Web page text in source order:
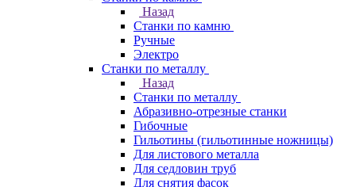
Назад
Станки по камню
Ручные
Электро
Станки по металлу
Назад
Станки по металлу
Абразивно-отрезные станки
Гибочные
Гильотины (гильотинные ножницы)
Для листового металла
Для седловин труб
Для снятия фасок